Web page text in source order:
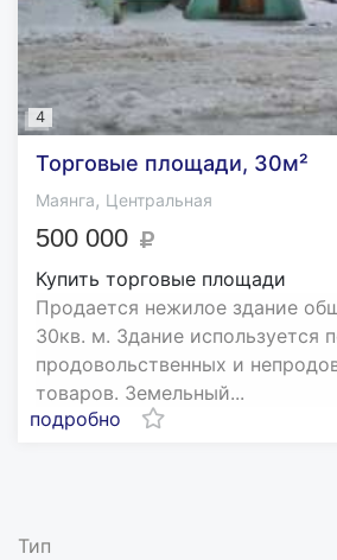
4
Торговые площади, 30м²
Маянга, Центральная
500 000
Купить торговые площади
Продается нежилое здание
30кв. м. Здание используется
продовольственных и
товаров. Земельный...
подробно
Тип